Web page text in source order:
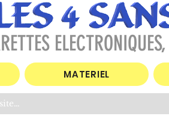
MATERIEL